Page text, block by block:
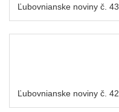
Ľubovnianske noviny č. 43
Ľubovnianske noviny č. 42